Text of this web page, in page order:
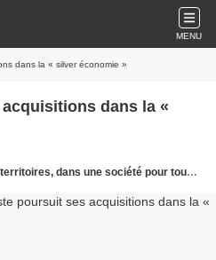
MENU
dans la « silver économie »
dans la «
dans une société pour tous les âges